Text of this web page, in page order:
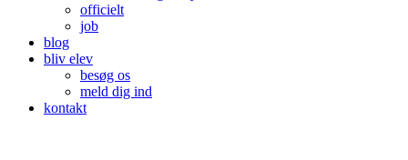
officielt
job
blog
bliv elev
besøg os
meld dig ind
kontakt